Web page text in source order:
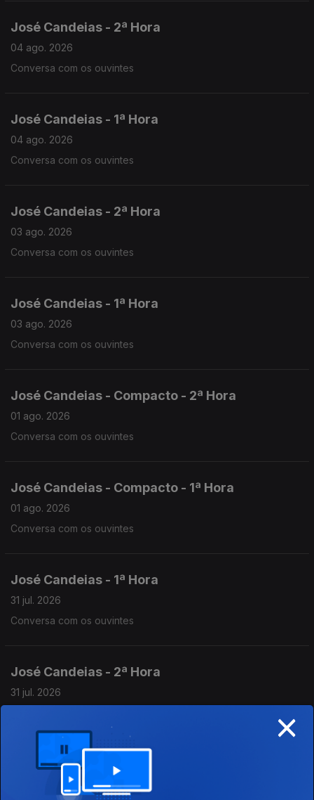
José Candeias - 2ª Hora
04 ago. 2026
Conversa com os ouvintes
José Candeias - 1ª Hora
04 ago. 2026
Conversa com os ouvintes
José Candeias - 2ª Hora
03 ago. 2026
Conversa com os ouvintes
José Candeias - 1ª Hora
03 ago. 2026
Conversa com os ouvintes
José Candeias - Compacto - 2ª Hora
01 ago. 2026
Conversa com os ouvintes
José Candeias - Compacto - 1ª Hora
01 ago. 2026
Conversa com os ouvintes
José Candeias - 1ª Hora
31 jul. 2026
Conversa com os ouvintes
José Candeias - 2ª Hora
31 jul. 2026
José Candeias - 2ª Hora
×